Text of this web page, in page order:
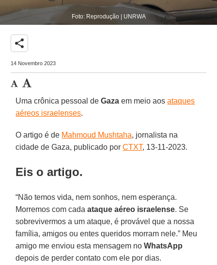
Foto: Reprodução | UNRWA
share
14 Novembro 2023
Uma crônica pessoal deGaza em meio aosataques
aéreos israelenses.
O artigo é de Mahmoud Mushtaha, jornalista na
cidade de Gaza, publicado porCTXT, 13-11-2023.
Eis o artigo.
“Não temos vida, nem sonhos, nem esperança.
Morremos com cadaataque aéreo israelense. Se
sobrevivermos a um ataque, é provável que a nossa
família, amigos ou entes queridos morram nele.” Meu
amigo me enviou esta mensagem noWhatsApp
depois de perder contato com ele por dias.